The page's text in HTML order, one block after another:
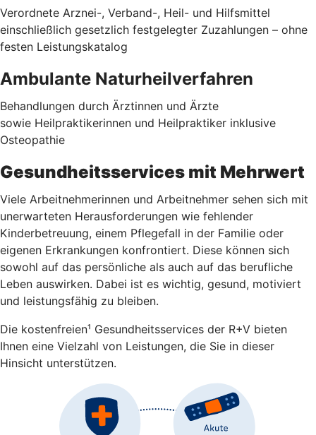
Verordnete Arznei-, Verband-, Heil- und Hilfsmittel
einschließlich gesetzlich festgelegter Zuzahlungen – ohne
festen Leistungskatalog
Ambulante Naturheilverfahren
Behandlungen durch Ärztinnen und Ärzte
sowie Heilpraktikerinnen und Heilpraktiker inklusive
Osteopathie
Gesundheitsservices mit Mehrwert
Viele Arbeitnehmerinnen und Arbeitnehmer sehen sich mit
unerwarteten Herausforderungen wie fehlender
Kinderbetreuung, einem Pflegefall in der Familie oder
eigenen Erkrankungen konfrontiert. Diese können sich
sowohl auf das persönliche als auch auf das berufliche
Leben auswirken. Dabei ist es wichtig, gesund, motiviert
und leistungsfähig zu bleiben.
Die kostenfreien¹ Gesundheitsservices der R+V bieten
Ihnen eine Vielzahl von Leistungen, die Sie in dieser
Hinsicht unterstützen.